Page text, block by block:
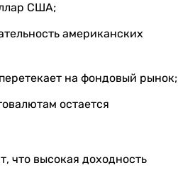
США;
американских
на фондовый рынок;
остается
что высокая доходность